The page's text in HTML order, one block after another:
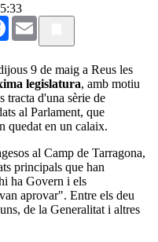
Facebook
Email
9 de maig a Reus les
legislatura, amb motiu
tracta d'una sèrie de
al Parlament, que
quedat en un calaix.
al Camp de Tarragona,
principals que han
ha Govern i els
aprovar". Entre els deu
de la Generalitat i altres